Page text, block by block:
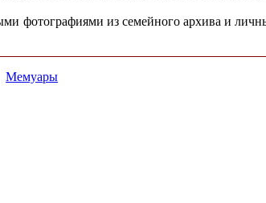
фотографиями из семейного архива и
Мемуары